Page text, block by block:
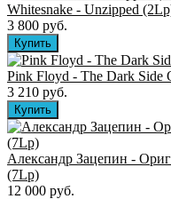
Whitesnake - Unzipped
3 800 руб.
Pink Floyd - The Dark Side
3 210 руб.
Александр Зацепин -
(7Lp)
12 000 руб.